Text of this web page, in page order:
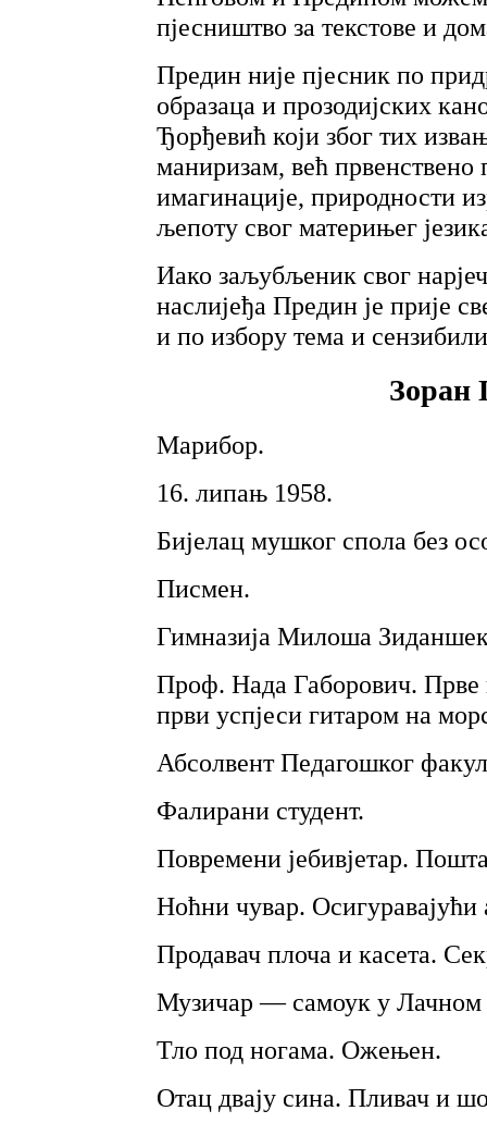
пјесништво за текстове и
Предин није пјесник по
образаца и прозодијских
Ђорђевић који због тих
маниризам, већ
имагинације, природности
љепоту свог материњег
Иако заљубљеник свог
наслијеђа Предин је прије
и по избору тема и
Зоран
Марибор.
16. липањ 1958.
Бијелац мушког спола без
Писмен.
Гимназија Милоша
Проф. Нада Габорович. Прве
први успјеси гитаром на
Абсолвент Педагошког
Фалирани студент.
Повремени јебивјетар.
Ноћни чувар. Осигуравајући
Продавач плоча и касета.
Музичар — самоук у
Тло под ногама. Ожењен.
Отац двају сина. Пливач и